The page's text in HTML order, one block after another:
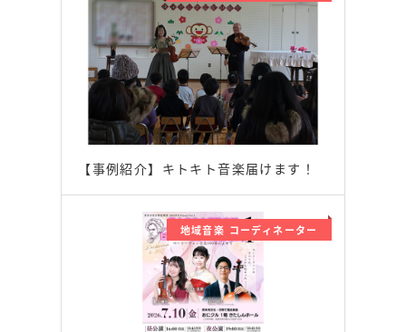
【事例紹介】キトキト音楽届けます！
地域音楽 コーディネーター